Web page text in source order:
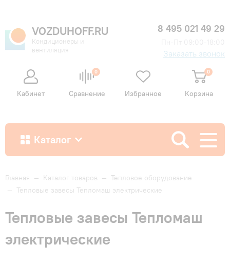
VOZDUHOFF.RU
Кондиционеры и
вентиляция
8 495 021 49 29
Заказать звонок
Кабинет
0
Сравнение Избранное
0
Корзина
Каталог
Как купить
Гарантия и сервис
Главная — Каталог товаров — Тепловое оборудование
— Тепловые завесы Тепломаш электрические
Тепловые завесы Тепломаш
электрические